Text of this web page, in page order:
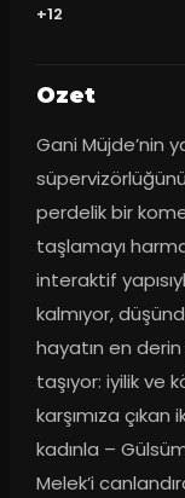
+12
Ozet
Gani Müjde’nin
perdelik bir
taşlamayı
interaktif
kalmıyor,
hayatın en
taşıyor: iyilik ve
karşımıza
kadınla –
Melek’i